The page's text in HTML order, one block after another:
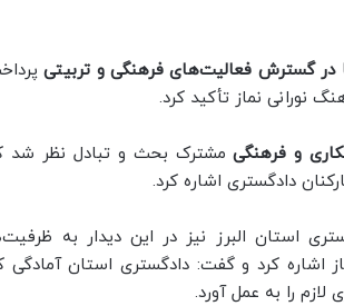
در گسترش فعالیت‌های فرهنگی و تربیتی
نورانی نماز تأکید کرد.
و فرهنگیمشترک بحث و تبادل نظر شد
دادگستری اشاره کرد.
استان البرز نیز در این دیدار به
اشاره کرد و گفت: دادگستری استان آمادگی
لازم را به عمل آورد.